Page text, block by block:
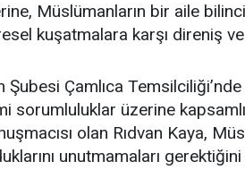
Müslümanların bir aile
kuşatmalara karşı direniş
Şubesi Çamlıca
sorumluluklar üzerine
olan Rıdvan Kaya,
unutmamaları gerektiğini